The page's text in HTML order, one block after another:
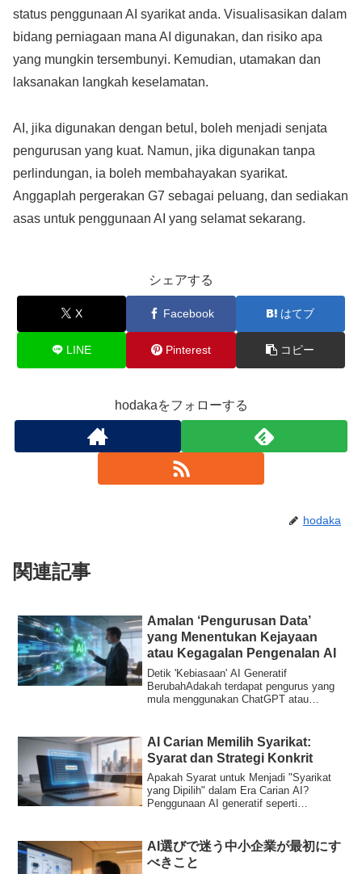
status penggunaan AI syarikat anda. Visualisasikan dalam
bidang perniagaan mana AI digunakan, dan risiko apa
yang mungkin tersembunyi. Kemudian, utamakan dan
laksanakan langkah keselamatan.
AI, jika digunakan dengan betul, boleh menjadi senjata
pengurusan yang kuat. Namun, jika digunakan tanpa
perlindungan, ia boleh membahayakan syarikat.
Anggaplah pergerakan G7 sebagai peluang, dan sediakan
asas untuk penggunaan AI yang selamat sekarang.
シェアする
X Facebook はてブ
LINE Pinterest コピー
hodakaをフォローする
hodaka
関連記事
Amalan ‘Pengurusan Data’
yang Menentukan Kejayaan
atau Kegagalan Pengenalan AI
Detik 'Kebiasaan' AI Generatif
BerubahAdakah terdapat pengurus yang
mula menggunakan ChatGPT atau
AI Carian Memilih Syarikat:
Syarat dan Strategi Konkrit
Apakah Syarat untuk Menjadi "Syarikat
yang Dipilih" dalam Era Carian AI?
Penggunaan AI generatif seperti
AI選びで迷う中小企業が最初にす
べきこと